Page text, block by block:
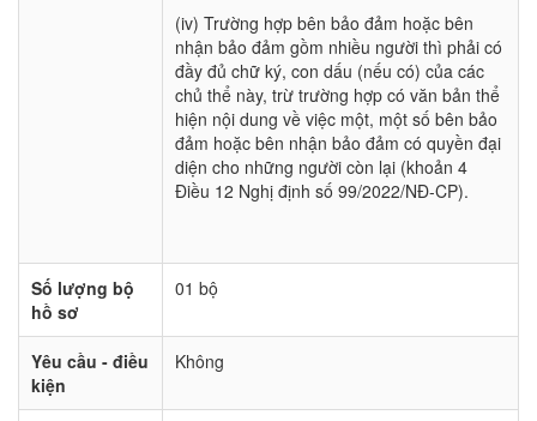
(iv) Trường hợp bên bảo đảm hoặc bên
nhận bảo đảm gồm nhiều người thì phải có
đầy đủ chữ ký, con dấu (nếu có) của các
chủ thể này, trừ trường hợp có văn bản thể
hiện nội dung về việc một, một số bên bảo
đảm hoặc bên nhận bảo đảm có quyền đại
diện cho những người còn lại (khoản 4
Điều 12 Nghị định số 99/2022/NĐ-CP).
Số lượng bộ
hồ sơ
01 bộ
Yêu cầu - điều
kiện
Không